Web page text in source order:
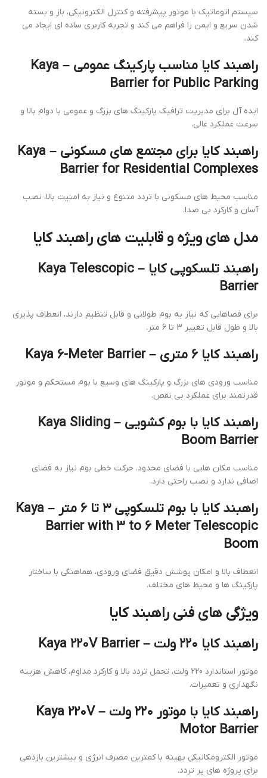
سیستم اتوماتیک با موتور پیشرفته و کنترل الکترونیکی، باز و بسته
شدن سریع و ایمن را فراهم می کند و تجربه کاربری ساده ای ایجاد می
کند.
راهبند کایا مناسب پارکینگ عمومی – Kaya
Barrier for Public Parking
ایده آل برای مدیریت ترافیک پارکینگ های بزرگ و عمومی با دوام بالا و
سرعت عملکرد عالی.
راهبند کایا برای مجتمع های مسکونی – Kaya
Barrier for Residential Complexes
مناسب محیط های مسکونی با تردد متنوع و نیاز به امنیت بالا، نصب
آسان و کارکرد بی صدا.
مدل های ویژه و قابلیت های راهبند کایا
راهبند تلسکوپی کایا – Kaya Telescopic
Barrier
برای فضاهایی که نیاز به بوم طولانی و قابل تنظیم دارند، انعطاف پذیری
بالا و طول قابل تغییر 3 تا 6 متر.
راهبند کایا ۶ متری – Kaya 6-Meter Barrier
مناسب ورودی های بزرگ و پارکینگ های وسیع با بوم مستحکم و موتور
قدرتمند برای عملکرد بی نقص.
راهبند کایا با بوم کشویی – Kaya Sliding
Boom Barrier
مناسب مکان هایی با فضای محدود. حرکت خطی بوم نیاز به فضای
اضافی ندارد و نصب راحتی دارد.
راهبند کایا با بوم تلسکوپی ۳ تا ۶ متر – Kaya
Barrier with 3 to 6 Meter Telescopic
Boom
انعطاف بالا و امکان پوشش دقیق فضای ورودی، هماهنگی با ساختار
پارکینگ ها و محیط های مختلف.
ویژگی های فنی راهبند کایا
راهبند کایا ۲۲۰ ولت – Kaya 220V Barrier
موتور استاندارد 220 ولت، تحمل تردد بالا و کارکرد مداوم، کاهش هزینه
نگهداری و تعمیرات.
راهبند کایا با موتور ۲۲۰ ولت – Kaya 220V
Motor Barrier
موتور الکترومکانیکی بهینه با کمترین مصرف انرژی و بیشترین بازدهی
برای پروژه های پر تردد.